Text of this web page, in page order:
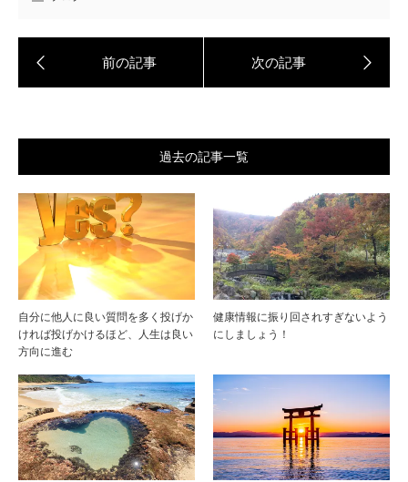
過去の記事一覧
自分に他人に良い質問を多く投げか
ければ投げかけるほど、人生は良い
方向に進む
健康情報に振り回されすぎないよう
にしましょう！